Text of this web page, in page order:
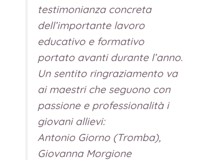
testimonianza concreta
dell’importante lavoro
educativo e formativo
portato avanti durante l’anno.
Un sentito ringraziamento va
ai maestri che seguono con
passione e professionalità i
giovani allievi:
Antonio Giorno (Tromba),
Giovanna Morgione